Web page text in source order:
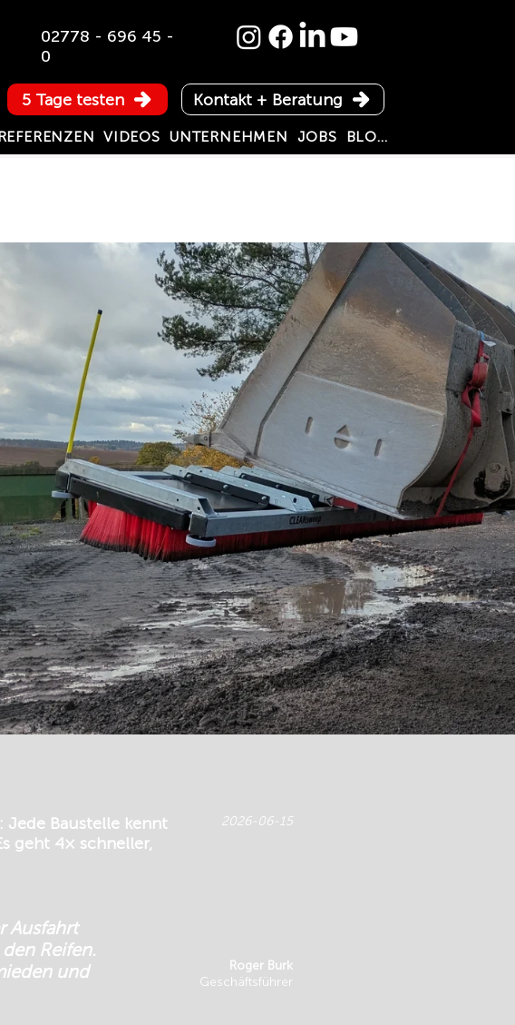
02778 - 696 45 -
0
Kontakt + Beratung
VIDEOS UNTERNEHMEN JOBS BLOG
5 Tage testen
Baustelle kennt
geht 4× schneller,
2026-06-15
Ausfahrt
Reifen.
und
Roger Burk
Geschäftsführer